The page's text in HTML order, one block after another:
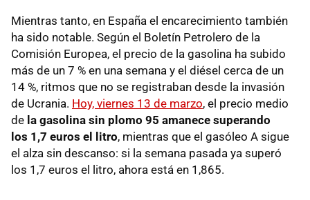
Mientras tanto, en España el encarecimiento también
ha sido notable. Según el Boletín Petrolero de la
Comisión Europea, el precio de la gasolina ha subido
más de un 7 % en una semana y el diésel cerca de un
14 %, ritmos que no se registraban desde la invasión
de Ucrania. Hoy, viernes 13 de marzo, el precio medio
de la gasolina sin plomo 95 amanece superando
los 1,7 euros el litro, mientras que el gasóleo A sigue
el alza sin descanso: si la semana pasada ya superó
los 1,7 euros el litro, ahora está en 1,865.